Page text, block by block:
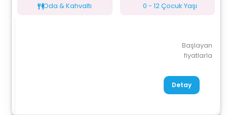
Oda & Kahvaltı 0 - 12 Çocuk Yaşı
Başlayan
fiyatlarla
Detay